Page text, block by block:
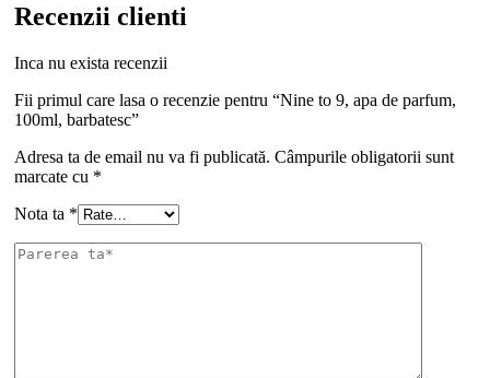
Recenzii clienti
Inca nu exista recenzii
Fii primul care lasa o recenzie pentru “Nine to 9, apa de parfum,
100ml, barbatesc”
Adresa ta de email nu va fi publicată. Câmpurile obligatorii sunt
marcate cu *
Nota ta *